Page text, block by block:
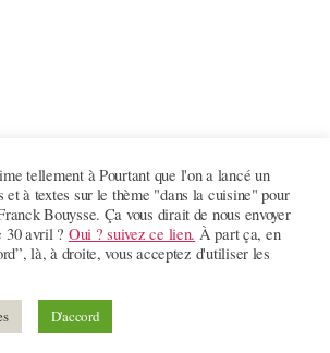
tellement à Pourtant que l'on a lancé un
et à textes sur le thème "dans la cuisine" pour
Bouysse. Ça vous dirait de nous envoyer
30 avril ? Oui ? suivez ce lien. À part ça, en
là, à droite, vous acceptez d'utiliser les
D'accord